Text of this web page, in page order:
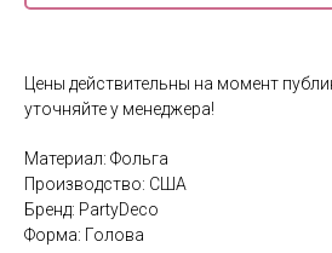
Цены действительны на момент
уточняйте у менеджера!
Материал: Фольга
Производство: США
Бренд: PartyDeco
Форма: Голова